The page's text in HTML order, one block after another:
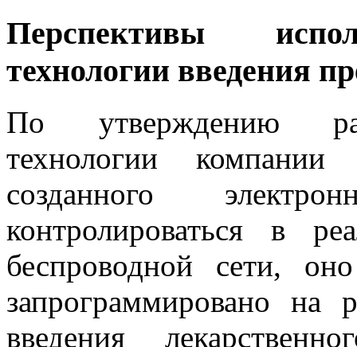
Перспективы
технологии введения
По утверждению
технологии
созданного
контролироваться в
беспроводной сети,
запрограммировано на
введения